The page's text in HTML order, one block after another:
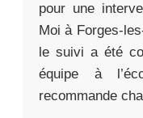
pour une
Moi à Forges-
le suivi a été
équipe à
recommande